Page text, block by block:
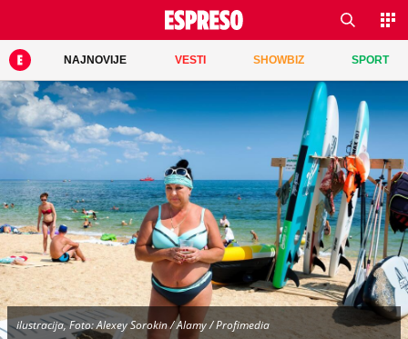
NAJNOVIJE VESTI SHOWBIZ SPORT
ilustracija, Foto: Alexey Sorokin / Alamy / Profimedia